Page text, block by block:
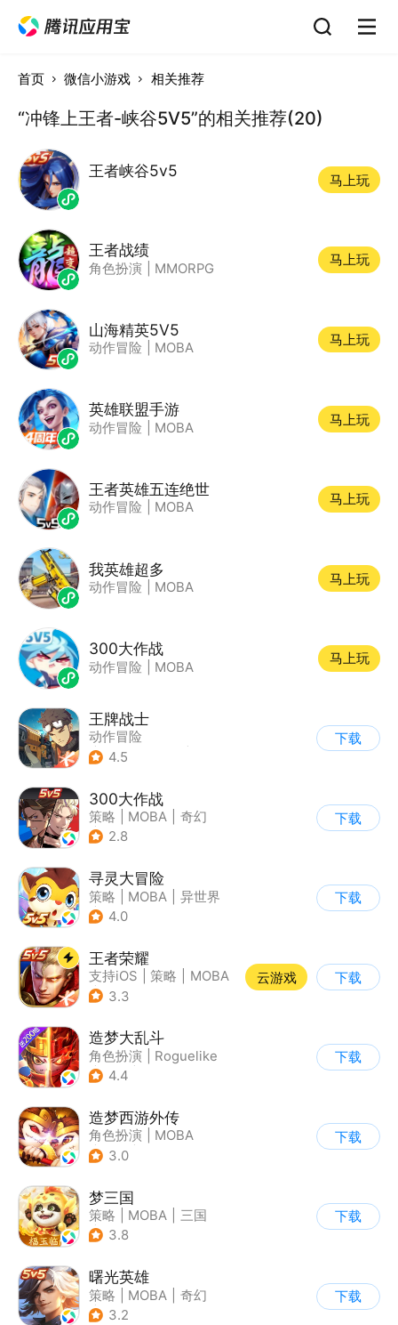
首页 微信小游戏 相关推荐
“冲锋上王者-峡谷5V5”的相关推荐(20)
王者峡谷5v5
马上玩
王者战绩
角色扮演 MMORPG
马上玩
山海精英5V5
动作冒险 MOBA
马上玩
英雄联盟手游
动作冒险 MOBA
马上玩
王者英雄五连绝世
动作冒险 MOBA
马上玩
我英雄超多
动作冒险 MOBA
马上玩
300大作战
动作冒险 MOBA
马上玩
王牌战士
动作冒险
| 第一人称射击
4.5
下载
300大作战
策略 MOBA
奇幻
| 5v5
2.8
下载
寻灵大冒险
策略 MOBA
异世界
| 寻灵大冒险
4.0
下载
王者荣耀
支持iOS 策略
MOBA
| 奇幻
3.3
云游戏 下载
造梦大乱斗
角色扮演
Roguelike
| 西游
4.4
下载
造梦西游外传
角色扮演
MOBA
| 西游
3.0
下载
梦三国
策略 MOBA
三国
| 中国风
3.8
下载
曙光英雄
策略 MOBA
奇幻
| 5v5
3.2
下载